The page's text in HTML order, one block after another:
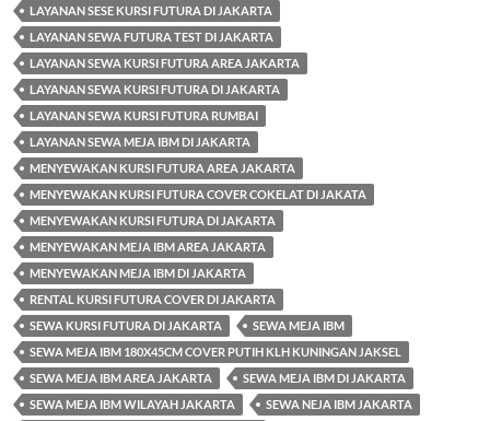
LAYANAN SESE KURSI FUTURA DI JAKARTA
LAYANAN SEWA FUTURA TEST DI JAKARTA
LAYANAN SEWA KURSI FUTURA AREA JAKARTA
LAYANAN SEWA KURSI FUTURA DI JAKARTA
LAYANAN SEWA KURSI FUTURA RUMBAI
LAYANAN SEWA MEJA IBM DI JAKARTA
MENYEWAKAN KURSI FUTURA AREA JAKARTA
MENYEWAKAN KURSI FUTURA COVER COKELAT DI JAKATA
MENYEWAKAN KURSI FUTURA DI JAKARTA
MENYEWAKAN MEJA IBM AREA JAKARTA
MENYEWAKAN MEJA IBM DI JAKARTA
RENTAL KURSI FUTURA COVER DI JAKARTA
SEWA KURSI FUTURA DI JAKARTA
SEWA MEJA IBM
SEWA MEJA IBM 180X45CM COVER PUTIH KLH KUNINGAN JAKSEL
SEWA MEJA IBM AREA JAKARTA
SEWA MEJA IBM DI JAKARTA
SEWA MEJA IBM WILAYAH JAKARTA
SEWA NEJA IBM JAKARTA